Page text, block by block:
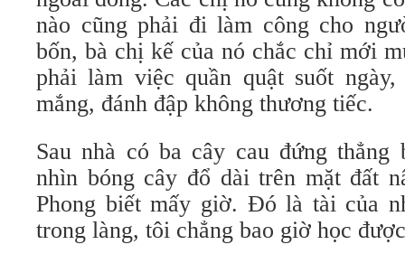
nào cũng phải đi làm công cho
bốn, bà chị kế của nó chắc chỉ mới
phải làm việc quần quật suốt
mắng, đánh đập không thương tiếc.
Sau nhà có ba cây cau đứng thẳng
nhìn bóng cây đổ dài trên mặt đất
Phong biết mấy giờ. Đó là tài của
trong làng, tôi chẳng bao giờ học